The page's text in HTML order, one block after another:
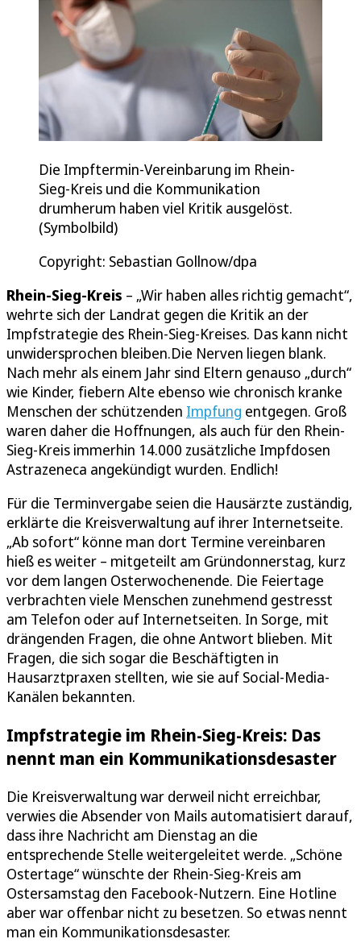
Die Impftermin-Vereinbarung im Rhein-
Sieg-Kreis und die Kommunikation
drumherum haben viel Kritik ausgelöst.
(Symbolbild)
Copyright: Sebastian Gollnow/dpa
Rhein-Sieg-Kreis – „Wir haben alles richtig gemacht“,
wehrte sich der Landrat gegen die Kritik an der
Impfstrategie des Rhein-Sieg-Kreises. Das kann nicht
unwidersprochen bleiben.Die Nerven liegen blank.
Nach mehr als einem Jahr sind Eltern genauso „durch“
wie Kinder, fiebern Alte ebenso wie chronisch kranke
Menschen der schützenden Impfung entgegen. Groß
waren daher die Hoffnungen, als auch für den Rhein-
Sieg-Kreis immerhin 14.000 zusätzliche Impfdosen
Astrazeneca angekündigt wurden. Endlich!
Für die Terminvergabe seien die Hausärzte zuständig,
erklärte die Kreisverwaltung auf ihrer Internetseite.
„Ab sofort“ könne man dort Termine vereinbaren
hieß es weiter – mitgeteilt am Gründonnerstag, kurz
vor dem langen Osterwochenende. Die Feiertage
verbrachten viele Menschen zunehmend gestresst
am Telefon oder auf Internetseiten. In Sorge, mit
drängenden Fragen, die ohne Antwort blieben. Mit
Fragen, die sich sogar die Beschäftigten in
Hausarztpraxen stellten, wie sie auf Social-Media-
Kanälen bekannten.
Impfstrategie im Rhein-Sieg-Kreis: Das
nennt man ein Kommunikationsdesaster
Die Kreisverwaltung war derweil nicht erreichbar,
verwies die Absender von Mails automatisiert darauf,
dass ihre Nachricht am Dienstag an die
entsprechende Stelle weitergeleitet werde. „Schöne
Ostertage“ wünschte der Rhein-Sieg-Kreis am
Ostersamstag den Facebook-Nutzern. Eine Hotline
aber war offenbar nicht zu besetzen. So etwas nennt
man ein Kommunikationsdesaster.